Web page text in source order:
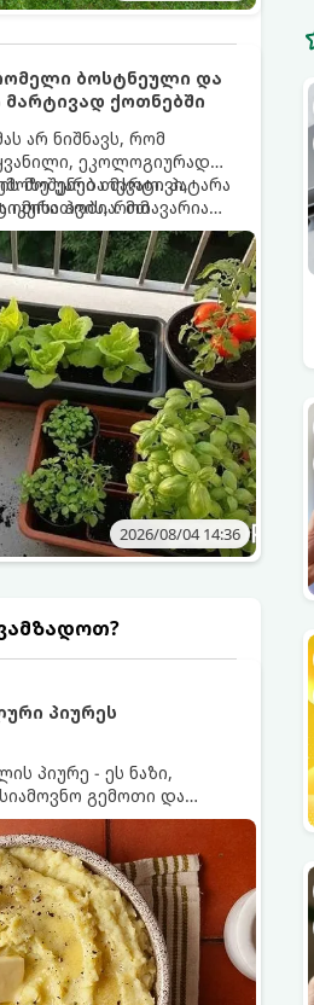
ბოსტნეული და
ქოთნებში
არ ნიშნავს, რომ
ეკოლოგიურად
უარი თქვათ. პატარა
იმისათვის, რომ
საიდანაც
არომატულ მწვანილსა
მოშენება მარტივი,
ჰობია. მთავარია
ეგუებიან
კარგად და როგორ
2026/08/04 14:36
პიურეს
პიურე - ეს ნაზი,
გემოთი და
მისი მომზადება
არსებობს რამდენიმე
უნდა იცოდეთ, რომ
გამოვიდეს.